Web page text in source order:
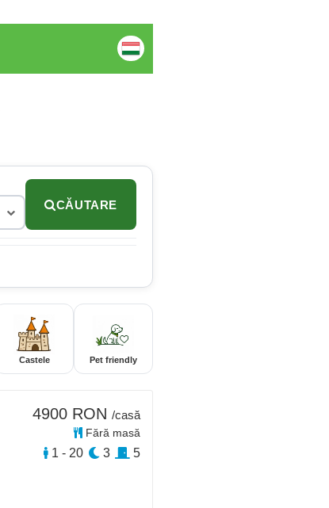
CĂUTARE
Castele Pet friendly
4900 RON /casă
Fără masă
1 - 20 3 5